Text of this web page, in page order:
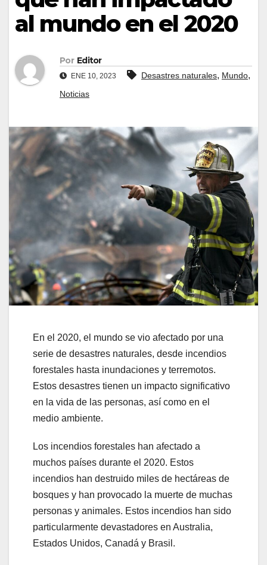
al mundo en el 2020
Por Editor
ENE 10, 2023 Desastres naturales, Mundo,
Noticias
En el 2020, el mundo se vio afectado por una
serie de desastres naturales, desde incendios
forestales hasta inundaciones y terremotos.
Estos desastres tienen un impacto significativo
en la vida de las personas, así como en el
medio ambiente.
Los incendios forestales han afectado a
muchos países durante el 2020. Estos
incendios han destruido miles de hectáreas de
bosques y han provocado la muerte de muchas
personas y animales. Estos incendios han sido
particularmente devastadores en Australia,
Estados Unidos, Canadá y Brasil.